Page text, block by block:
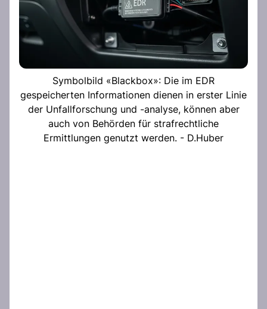
Symbolbild «Blackbox»: Die im EDR
gespeicherten Informationen dienen in erster Linie
der Unfallforschung und -analyse, können aber
auch von Behörden für strafrechtliche
Ermittlungen genutzt werden. - D.Huber